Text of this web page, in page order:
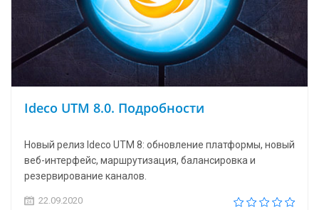
Ideco UTM 8.0. Подробности
Новый релиз Ideco UTM 8: обновление платформы, новый
веб-интерфейс, маршрутизация, балансировка и
резервирование каналов.
22.09.2020